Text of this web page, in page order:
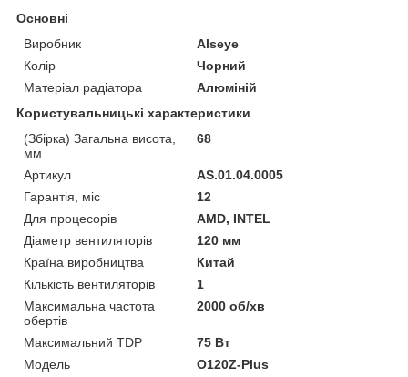
Основні
Виробник
Alseye
Колір
Чорний
Матеріал радіатора
Алюміній
Користувальницькі характеристики
(Збірка) Загальна висота,
мм
68
Артикул
AS.01.04.0005
Гарантія, міс
12
Для процесорів
AMD, INTEL
Діаметр вентиляторів
120 мм
Країна виробництва
Китай
Кількість вентиляторів
1
Максимальна частота
обертів
2000 об/хв
Максимальний TDP
75 Вт
Мoдель
O120Z-Plus